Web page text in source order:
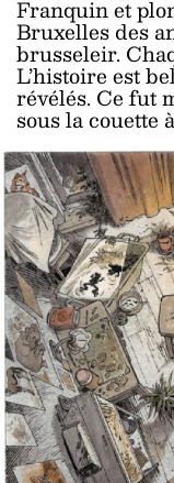
Franquin et
Bruxelles des
brusseleir.
L’histoire est
révélés. Ce fut
sous la couette